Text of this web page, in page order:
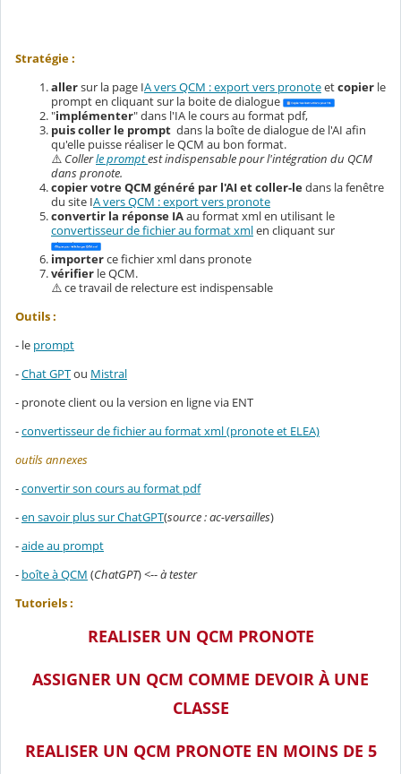
Stratégie :
allersur la page IA vers QCM : export vers pronoteetcopier le
prompt en cliquant sur la boite de dialogue
"implémenter" dans l'IA le cours au format pdf,
puis coller le prompt dans la boîte de dialogue de l'AI afin
qu'elle puisse réaliser le QCM au bon format.
⚠️ Collerle promptest indispensable pour l'intégration du QCM
dans pronote.
copier votre QCM généré par l'AI et coller-ledans la fenêtre
du site IA vers QCM : export vers pronote
convertir la réponse IAau format xml en utilisant le
convertisseur de fichier au format xmlen cliquant sur
importerce fichier xml dans pronote
vérifier le QCM.
⚠️ ce travail de relecture est indispensable
Outils :
- le prompt
-Chat GPTou Mistral
- pronote client ou la version en ligne via ENT
-convertisseur de fichier au format xml (pronote et ELEA)
outils annexes
-convertir son cours au format pdf
-en savoir plus sur ChatGPT(source : ac-versailles)
-aide au prompt
- boîte à QCM (ChatGPT) <--à tester
Tutoriels :
REALISER UN QCM PRONOTE
ASSIGNER UN QCM COMME DEVOIR À UNE
CLASSE
REALISER UN QCM PRONOTE EN MOINS DE 5